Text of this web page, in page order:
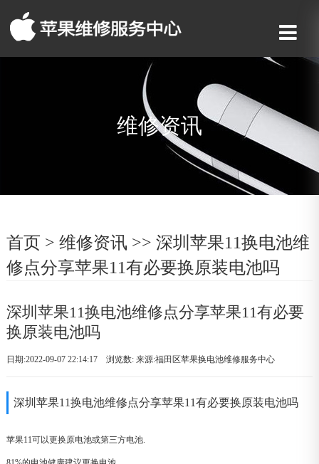
维修资讯
首页 > 维修资讯 >> 深圳苹果11换电池维
修点分享苹果11有必要换原装电池吗
深圳苹果11换电池维修点分享苹果11有必要
换原装电池吗
日期:2022-09-07 22:14:17 浏览数:来源:福田区苹果换电池维修服务中心
深圳苹果11换电池维修点分享苹果11有必要换原装电池吗
苹果11可以更换原电池或第三方电池.